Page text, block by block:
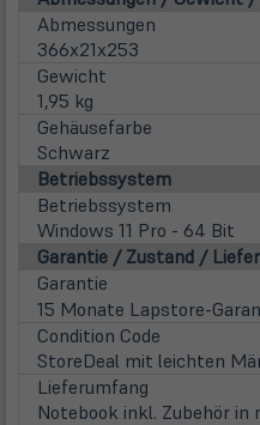
Abmessungen
366x21x253
Gewicht
1,95 kg
Gehäusefarbe
Schwarz
Betriebssystem
Betriebssystem
Windows 11 Pro - 64 Bit
Garantie / Zustand /
Garantie
15 Monate Lapstore-
Condition Code
StoreDeal mit leichten
Lieferumfang
Notebook inkl. Zubehör